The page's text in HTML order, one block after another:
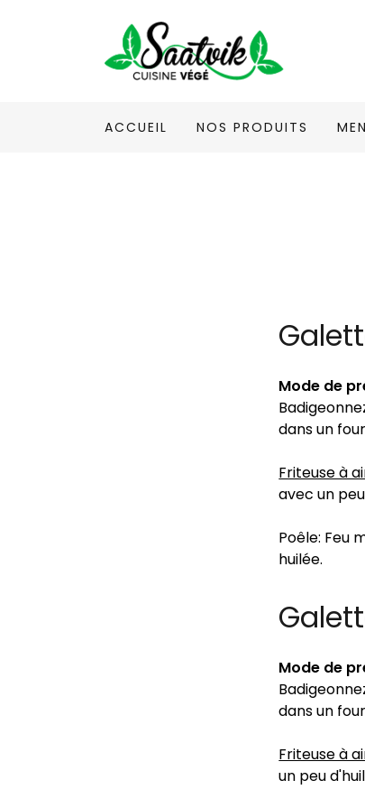
ACCUEIL NOS PRODUITS
Mode de
dans un
Friteuse à
avec un
Poêle: Feu
huilée.
Mode de
dans un
Friteuse à
un peu